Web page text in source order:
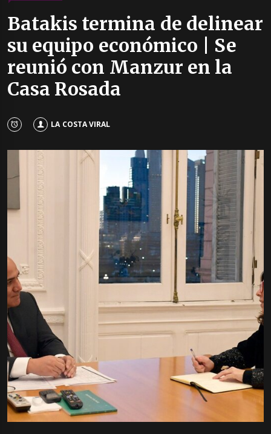
Batakis termina de delinear
su equipo económico | Se
reunió con Manzur en la
Casa Rosada
LA COSTA VIRAL